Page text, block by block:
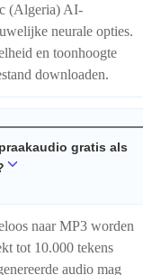
(Algeria) AI-
neurale opties.
en toonhoogte
downloaden.
gratis als
naar MP3 worden
tot 10.000 tekens
audio mag